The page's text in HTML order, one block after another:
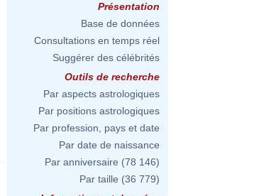
Présentation
Base de données
Consultations en temps réel
Suggérer des célébrités
Outils de recherche
Par aspects astrologiques
Par positions astrologiques
Par profession, pays et date
Par date de naissance
Par anniversaire (78 146)
Par taille (36 779)